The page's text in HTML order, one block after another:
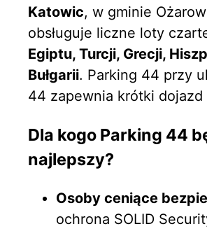
Katowic, w gminie
obsługuje liczne loty
Egiptu, Turcji, Grecji,
Bułgarii. Parking 44 przy
44 zapewnia krótki dojazd
Dla kogo Parking 44
najlepszy?
Osoby ceniące
ochrona SOLID